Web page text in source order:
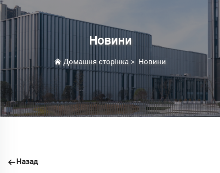
Новини
Домашня сторінка > Новини
Назад